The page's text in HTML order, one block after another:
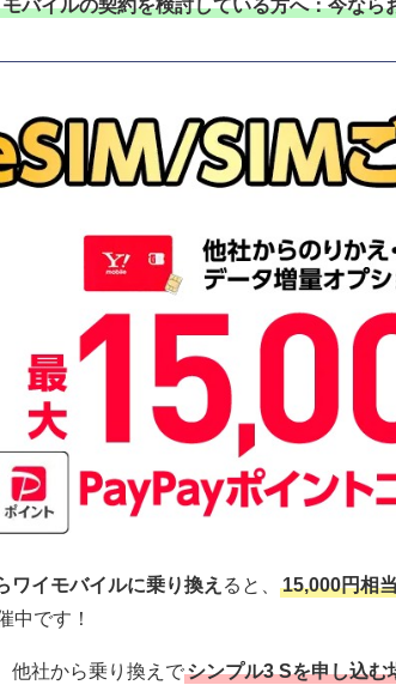
バイルの契約を検討している方へ：今な
ワイモバイルに乗り換え ると、
15,000円相
中です！
他社から乗り換えでシンプル3 Sを申し込む